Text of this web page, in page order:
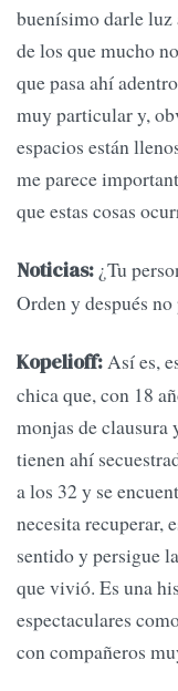
buenísimo darle luz
de los que mucho
que pasa ahí
muy particular y,
espacios están
me parece
que estas cosas
Noticias: ¿Tu
Orden y después
Kopelioff:Así es,
chica que, con 18
monjas de
tienen ahí
a los 32 y se
necesita recuperar,
sentido y persigue
que vivió. Es una
espectaculares
con compañeros